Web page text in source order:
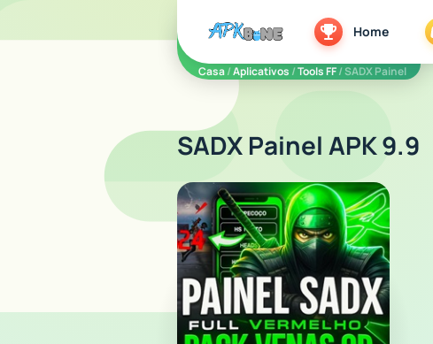
apkbine Home
Casa/Aplicativos /Tools FF/ SADX Painel
SADX Painel APK 9.9